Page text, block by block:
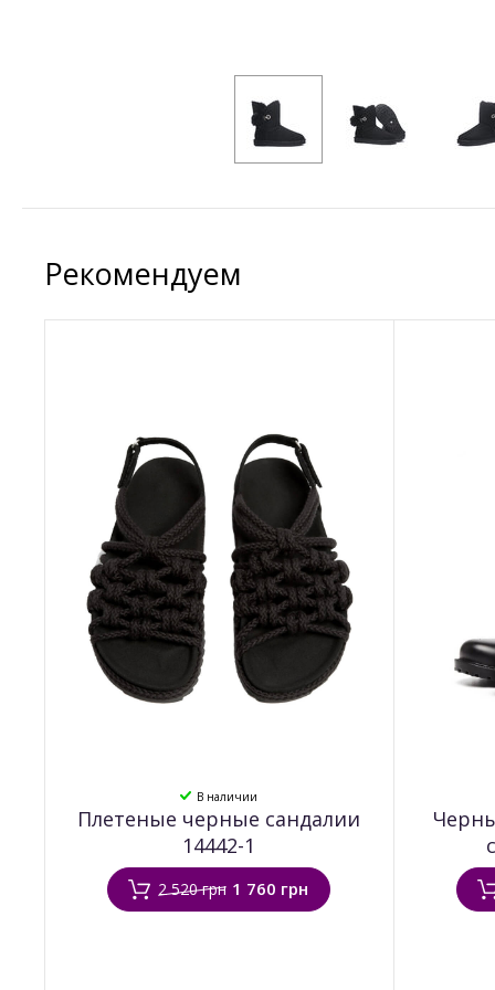
Рекомендуем
В наличии
Плетеные черные сандалии
14442-1
2 520 грн 1 760 грн